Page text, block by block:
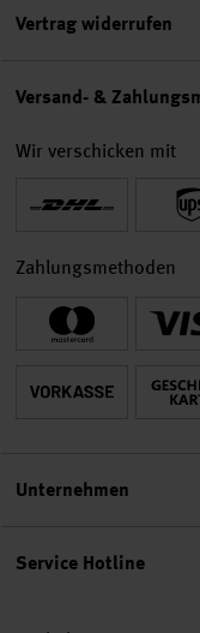
Service Hotline
Vertrag widerrufen
Versand- &
Wir verschicken mit
Zahlungsmethoden
Unternehmen